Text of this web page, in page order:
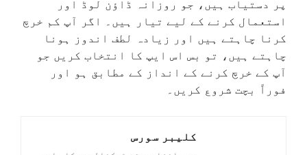
پر دستیاب ہیں، جو روزانہ ڈاؤن لوڈ اور
استعمال کرنے کے لیے تیار ہیں۔ اگر آپ کم خرچ
کرنا چاہتے ہیں اور زیادہ لطف اندوز ہونا
چاہتے ہیں، تو بس اس ایپ کا انتخاب کریں جو
آپ کے خرچ کرنے کے انداز کے مطابق ہو اور
فوراً بچت شروع کریں۔
کلیبر سورس